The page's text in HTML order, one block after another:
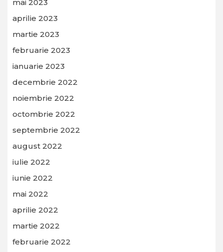
mai 2023
aprilie 2023
martie 2023
februarie 2023
ianuarie 2023
decembrie 2022
noiembrie 2022
octombrie 2022
septembrie 2022
august 2022
iulie 2022
iunie 2022
mai 2022
aprilie 2022
martie 2022
februarie 2022